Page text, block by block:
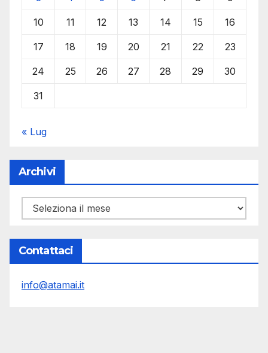
10 11 12 13 14 15 16
17 18 19 20 21 22 23
24 25 26 27 28 29 30
31
« Lug
Archivi
Archivi
Contattaci
info@atamai.it